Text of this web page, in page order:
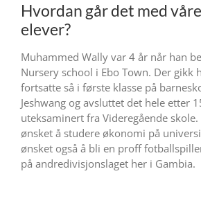
Hvordan går det med
elever?
Muhammed Wally var 4 år når han
Nursery school i Ebo Town. Der gikk
fortsatte så i første klasse på
Jeshwang og avsluttet det hele etter
uteksaminert fra Videregående
ønsket å studere økonomi på
ønsket også å bli en proff
på andredivisjonslaget her i Gambia.